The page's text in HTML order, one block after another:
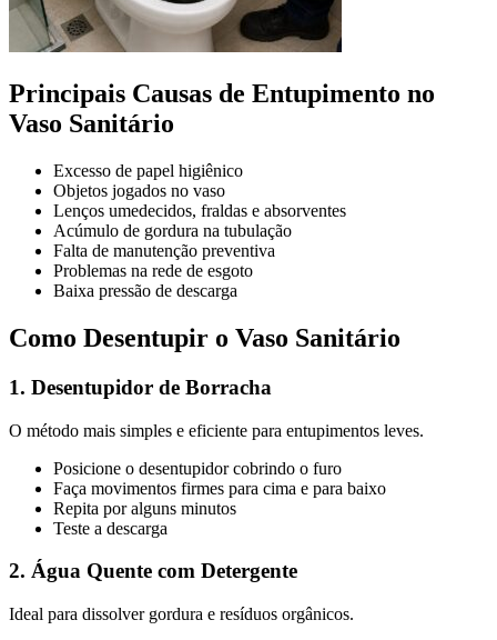
Principais Causas de Entupimento no
Vaso Sanitário
Excesso de papel higiênico
Objetos jogados no vaso
Lenços umedecidos, fraldas e absorventes
Acúmulo de gordura na tubulação
Falta de manutenção preventiva
Problemas na rede de esgoto
Baixa pressão de descarga
Como Desentupir o Vaso Sanitário
1. Desentupidor de Borracha
O método mais simples e eficiente para entupimentos leves.
Posicione o desentupidor cobrindo o furo
Faça movimentos firmes para cima e para baixo
Repita por alguns minutos
Teste a descarga
2. Água Quente com Detergente
Ideal para dissolver gordura e resíduos orgânicos.